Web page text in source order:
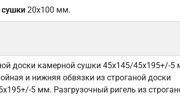
20х100 мм.
доски камерной сушки 45х145/45х195+/-5
и нижняя обвязки из строганой доски
5 мм. Разгрузочный ригель из